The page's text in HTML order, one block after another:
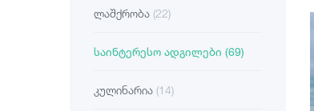
ლაშქრობა (22)
საინტერესო ადგილები (69)
კულინარია (14)